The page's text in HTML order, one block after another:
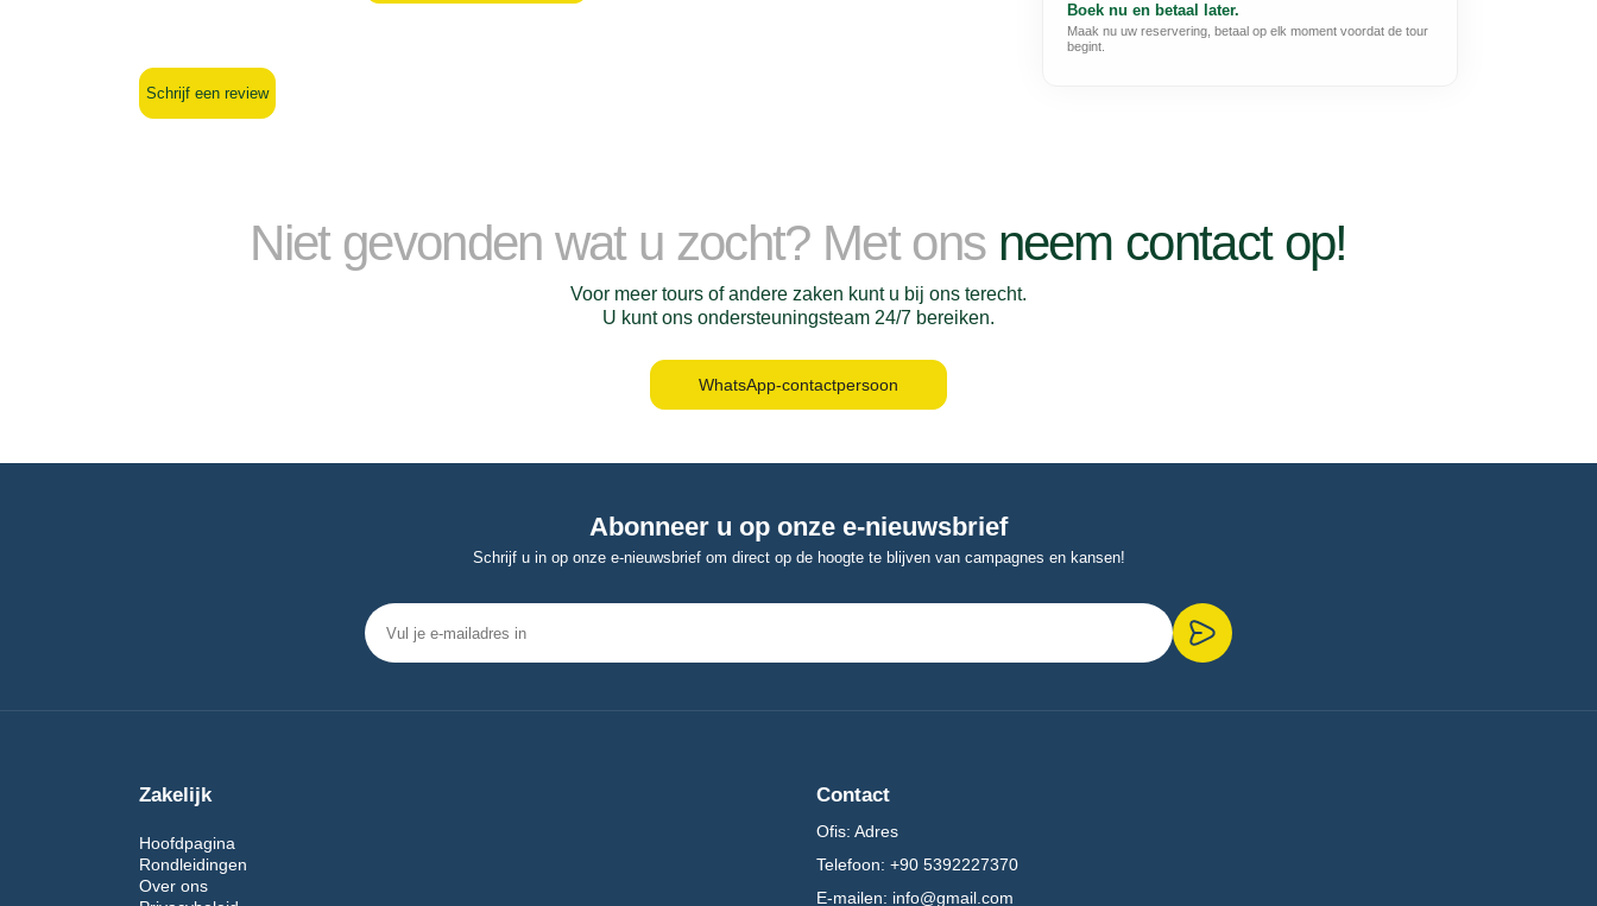
Schrijf een review
Boek nu en betaal later.
Maak nu uw reservering, betaal op elk moment voordat de tour
begint.
Niet gevonden wat u zocht? Met ons neem contact op!
Voor meer tours of andere zaken kunt u bij ons terecht.
U kunt ons ondersteuningsteam 24/7 bereiken.
WhatsApp-contactpersoon
Abonneer u op onze e-nieuwsbrief
Schrijf u in op onze e-nieuwsbrief om direct op de hoogte te blijven van campagnes en kansen!
Zakelijk
Hoofdpagina
Rondleidingen
Over ons
Contact
Ofis: Adres
Telefoon: +90 5392227370
E-mailen: info@gmail.com